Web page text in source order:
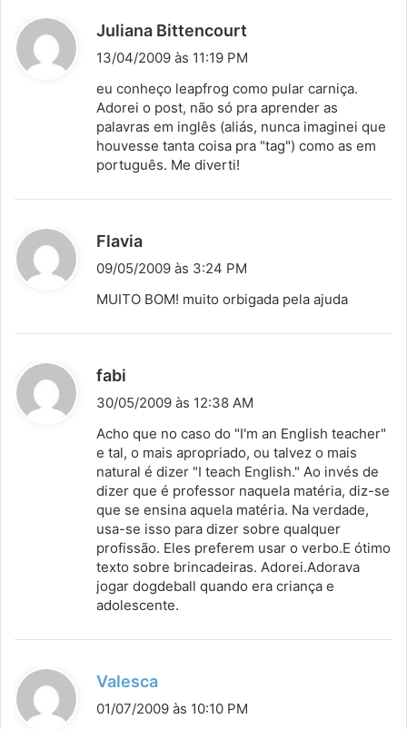
Juliana Bittencourt
s
e
:
13/04/2009 às 11:19 PM
eu conheço leapfrog como pular carniça.
Adorei o post, não só pra aprender as
palavras em inglês (aliás, nunca imaginei que
houvesse tanta coisa pra "tag") como as em
português. Me diverti!
Flavia
i
e
09/05/2009 às 3:24 PM
MUITO BOM! muito orbigada pela ajuda
fabi
i
s
e
:
30/05/2009 às 12:38 AM
Acho que no caso do "I'm an English teacher"
e tal, o mais apropriado, ou talvez o mais
natural é dizer "I teach English." Ao invés de
dizer que é professor naquela matéria, diz-se
que se ensina aquela matéria. Na verdade,
usa-se isso para dizer sobre qualquer
profissão. Eles preferem usar o verbo.E ótimo
texto sobre brincadeiras. Adorei.Adorava
jogar dogdeball quando era criança e
adolescente.
Valesca
i
01/07/2009 às 10:10 PM